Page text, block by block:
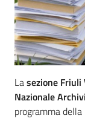
Lasezione Friuli
Nazionale
programma della